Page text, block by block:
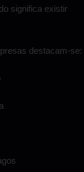
significa existir
destacam-se: